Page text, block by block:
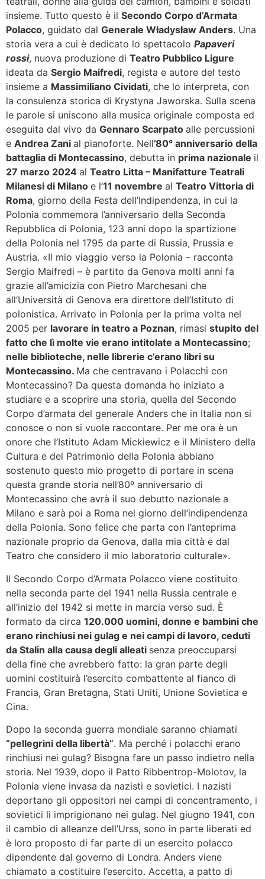
insieme. Tutto questo è il Secondo Corpo d’Armata
Polacco, guidato dal Generale Władysław Anders. Una
storia vera a cui è dedicato lo spettacolo Papaveri
rossi, nuova produzione di Teatro Pubblico Ligure
ideata da Sergio Maifredi, regista e autore del testo
insieme a Massimiliano Cividati, che lo interpreta, con
la consulenza storica di Krystyna Jaworska. Sulla scena
le parole si uniscono alla musica originale composta ed
eseguita dal vivo da Gennaro Scarpato alle percussioni
e Andrea Zani al pianoforte. Nell’80° anniversario della
battaglia di Montecassino, debutta in prima nazionale il
27 marzo 2024 al Teatro Litta – Manifatture Teatrali
Milanesi di Milano e l’11 novembre al Teatro Vittoria di
Roma, giorno della Festa dell’Indipendenza, in cui la
Polonia commemora l’anniversario della Seconda
Repubblica di Polonia, 123 anni dopo la spartizione
della Polonia nel 1795 da parte di Russia, Prussia e
Austria. «Il mio viaggio verso la Polonia – racconta
Sergio Maifredi – è partito da Genova molti anni fa
grazie all’amicizia con Pietro Marchesani che
all’Università di Genova era direttore dell’Istituto di
polonistica. Arrivato in Polonia per la prima volta nel
2005 per lavorare in teatro a Poznan, rimasi stupito del
fatto che lì molte vie erano intitolate a Montecassino;
nelle biblioteche, nelle librerie c’erano libri su
Montecassino. Ma che centravano i Polacchi con
Montecassino? Da questa domanda ho iniziato a
studiare e a scoprire una storia, quella del Secondo
Corpo d’armata del generale Anders che in Italia non si
conosce o non si vuole raccontare. Per me ora è un
onore che l’Istituto Adam Mickiewicz e il Ministero della
Cultura e del Patrimonio della Polonia abbiano
sostenuto questo mio progetto di portare in scena
questa grande storia nell’80º anniversario di
Montecassino che avrà il suo debutto nazionale a
Milano e sarà poi a Roma nel giorno dell’indipendenza
della Polonia. Sono felice che parta con l’anteprima
nazionale proprio da Genova, dalla mia città e dal
Teatro che considero il mio laboratorio culturale».
Il Secondo Corpo d’Armata Polacco viene costituito
nella seconda parte del 1941 nella Russia centrale e
all’inizio del 1942 si mette in marcia verso sud. È
formato da circa 120.000 uomini, donne e bambini che
erano rinchiusi nei gulag e nei campi di lavoro, ceduti
da Stalin alla causa degli alleati senza preoccuparsi
della fine che avrebbero fatto: la gran parte degli
uomini costituirà l’esercito combattente al fianco di
Francia, Gran Bretagna, Stati Uniti, Unione Sovietica e
Cina.
Dopo la seconda guerra mondiale saranno chiamati
“pellegrini della libertà”. Ma perché i polacchi erano
rinchiusi nei gulag? Bisogna fare un passo indietro nella
storia. Nel 1939, dopo il Patto Ribbentrop-Molotov, la
Polonia viene invasa da nazisti e sovietici. I nazisti
deportano gli oppositori nei campi di concentramento, i
sovietici li imprigionano nei gulag. Nel giugno 1941, con
il cambio di alleanze dell’Urss, sono in parte liberati ed
è loro proposto di far parte di un esercito polacco
dipendente dal governo di Londra. Anders viene
chiamato a costituire l’esercito. Accetta, a patto di